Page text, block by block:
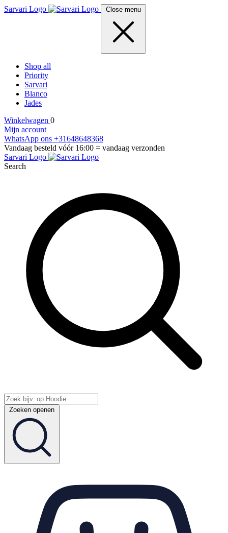
Sarvari Logo Close menu
Shop all
Priority
Sarvari
Blanco
Jades
Winkelwagen 0
Mijn account
WhatsApp ons +31648648368
Vandaag besteld vóór 16:00 = vandaag verzonden
Sarvari Logo
Search
Zoeken openen